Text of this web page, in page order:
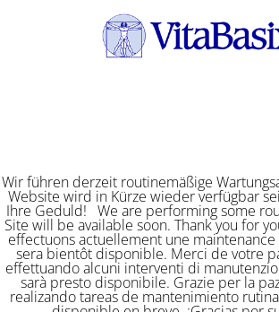
Wir führen derzeit routinemäßige
Website wird in Kürze wieder verfügbar
Ihre Geduld! We are performing some
Site will be available soon. Thank you for
effectuons actuellement une maintenance
sera bientôt disponible. Merci de votre
effettuando alcuni interventi di
sarà presto disponibile. Grazie per la
realizando tareas de mantenimiento